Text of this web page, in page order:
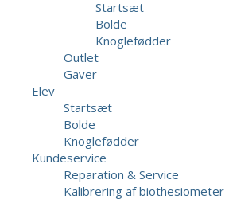
Startsæt
Bolde
Knoglefødder
Outlet
Gaver
Elev
Startsæt
Bolde
Knoglefødder
Kundeservice
Reparation & Service
Kalibrering af biothesiometer